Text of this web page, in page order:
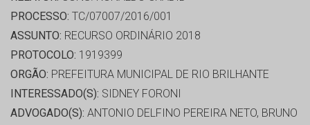
PROCESSO: TC/07007/2016/001
ASSUNTO: RECURSO ORDINÁRIO 2018
PROTOCOLO: 1919399
ORGÃO: PREFEITURA MUNICIPAL DE RIO BRILHANTE
INTERESSADO(S): SIDNEY FORONI
ADVOGADO(S): ANTONIO DELFINO PEREIRA NETO, BRUNO